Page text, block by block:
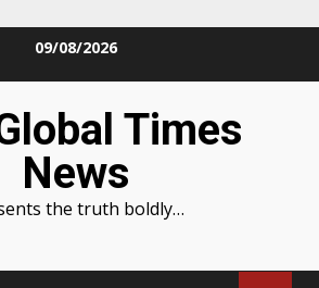
09/08/2026
Times
News
the truth boldly…